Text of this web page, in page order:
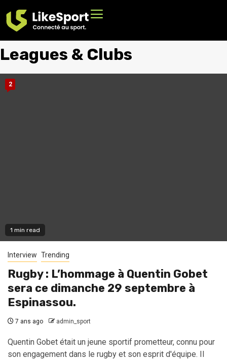
Leagues & Clubs
1 min read
2
Interview Trending
Rugby : L’hommage à Quentin Gobet
sera ce dimanche 29 septembre à
Espinassou.
7 ans ago admin_sport
Quentin Gobet était un jeune sportif prometteur, connu pour
son engagement dans le rugby et son esprit d'équipe. Il